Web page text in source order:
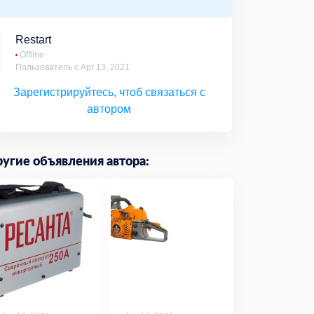
Restart
Offline
Пользователь с Apr 13, 2021
Зарегистрируйтесь, чтоб связаться с
автором
объявления автора: